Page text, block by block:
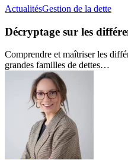
ActualitésGestion de la dette
les
Décryptage sur les
Comprendre et maîtriser les
grandes familles de dettes…